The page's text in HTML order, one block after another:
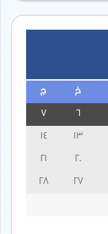
خ ج
13
14
20
21
27
28